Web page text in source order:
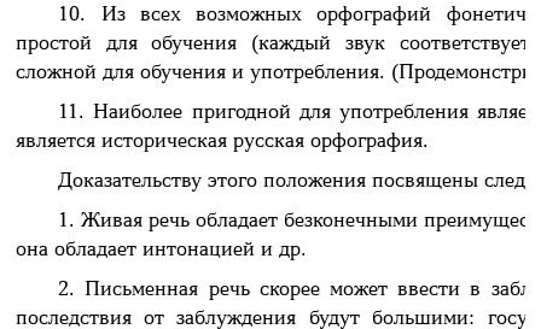
10. Из всех возможных орфографий
простой для обучения (каждый звук
сложной для обучения и употребления.
11. Наиболее пригодной для употребления
является историческая русская орфография.
Доказательству этого положения посвящены
1. Живая речь обладает безконечными
она обладает интонацией и др.
2. Письменная речь скорее может ввести в
последствия от заблуждения будут большими: